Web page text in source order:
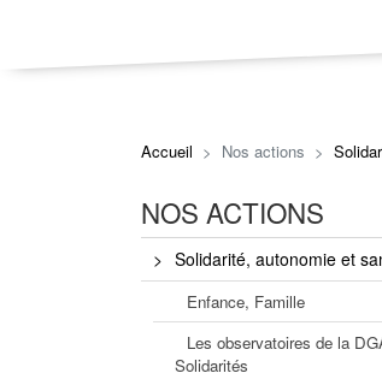
Accueil Nos actions
NOS ACTIONS
Solidarité, autonomie et
Enfance, Famille
Les observatoires de la
Solidarités